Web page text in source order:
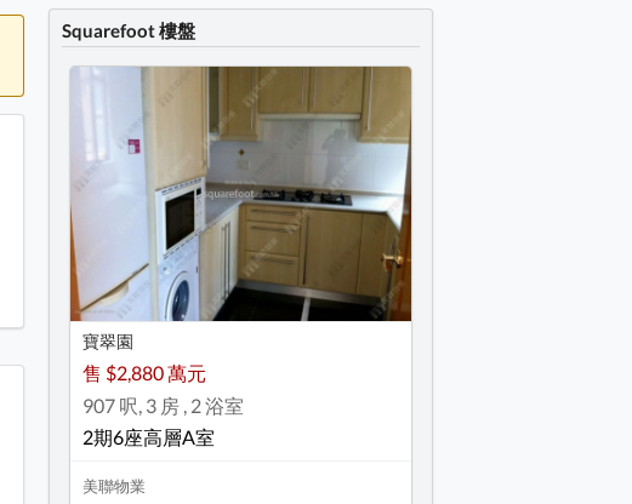
Squarefoot 樓盤
寶翠園
售 $2,880 萬元
907 呎, 3 房 , 2 浴室
2期6座高層A室
美聯物業